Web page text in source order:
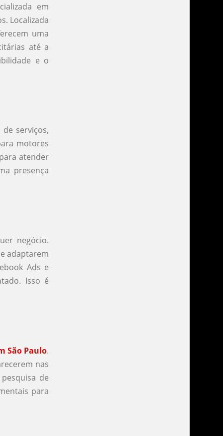
em
Localizada
uma
até a
e o
serviços,
motores
atender
presença
negócio.
adaptarem
Ads e
Isso é
São Paulo.
nas
de
para